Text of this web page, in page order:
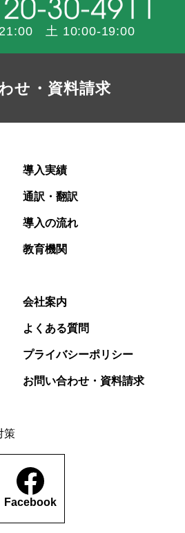
土 10:00-19:00
せ・資料請求
導入実績
通訳・翻訳
導入の流れ
教育機関
策
会社案内
よくある質問
プライバシーポリシー
お問い合わせ・資料請求
Facebook